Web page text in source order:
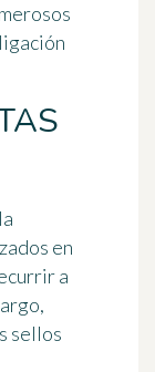
en
a
sellos